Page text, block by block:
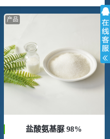
产品
盐酸氨基脲 98%